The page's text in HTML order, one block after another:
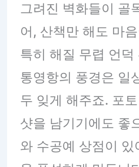
그려진 벽화들이 골
어, 산책만 해도 마
특히 해질 무렵 언
통영항의 풍경은 일
두 잊게 해주죠. 포
샷을 남기기에도 좋
와 수공예 상점이 있